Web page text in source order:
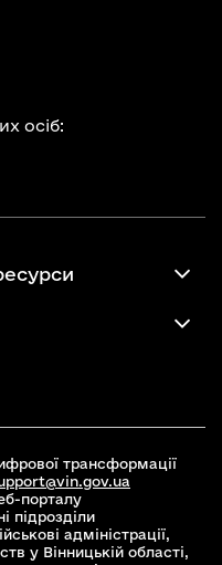
осіб:
трансформації
порталу
підрозділи
адміністрації,
у Вінницькій області,